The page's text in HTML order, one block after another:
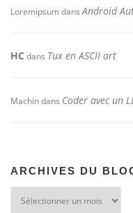
LoremipsumdansAndroid
HC dans Tux en ASCII art
Machindans Coder avec un
ARCHIVES DU